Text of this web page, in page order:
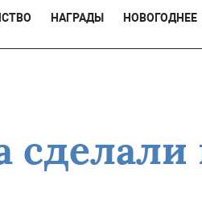
НАГРАДЫ НОВОГОДНЕЕ
сделали